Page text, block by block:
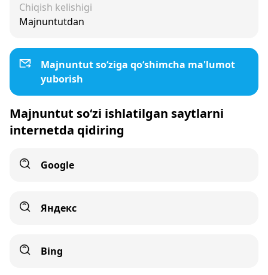
Chiqish kelishigi
Majnuntutdan
Majnuntut so‘ziga qo‘shimcha ma'lumot
yuborish
Majnuntut so‘zi ishlatilgan saytlarni
internetda qidiring
Google
Яндекс
Bing